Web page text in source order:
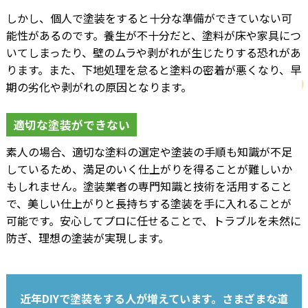
しかし、個人で塗装をすると十分な準備ができていない可
能性があるのです。養生が不十分だと、塗料が床や家具につ
いてしまったり、壁のムラや剥がれが生じたりする恐れがあ
ります。また、下地処理を怠ると塗料の密着が悪くなり、早
期の劣化や剥がれの原因となります。
適切な塗装ができない
素人の場合、適切な塗料の選定や塗装の手順も知識が不足
しているため、満足のいく仕上がりを得ることが難しいか
もしれません。塗装業者の専門知識と技術を活用すること
で、美しい仕上がりと長持ちする塗装を手に入れることが
可能です。安心してプロに任せることで、トラブルを未然に
防ぎ、理想の塗装が実現します。
近年DIYで塗装をする人が増えています。さまざまな道